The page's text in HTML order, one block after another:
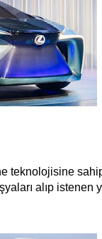
teknolojisine
alıp istenen